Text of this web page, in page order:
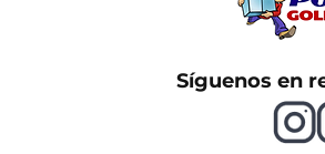
Síguenos en